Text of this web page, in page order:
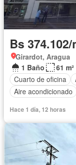
Bs
Girardot, Aragua
1 Baño
61 m²
Cuarto de oficina
Aire acondicionado
Hace 1 día, 12 horas